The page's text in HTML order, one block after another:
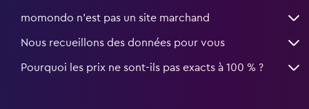
momondo n'est pas un site marchand
Nous recueillons des données pour vous
Pourquoi les prix ne sont-ils pas exacts à 100 % ?